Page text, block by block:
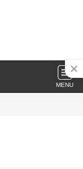
MENU